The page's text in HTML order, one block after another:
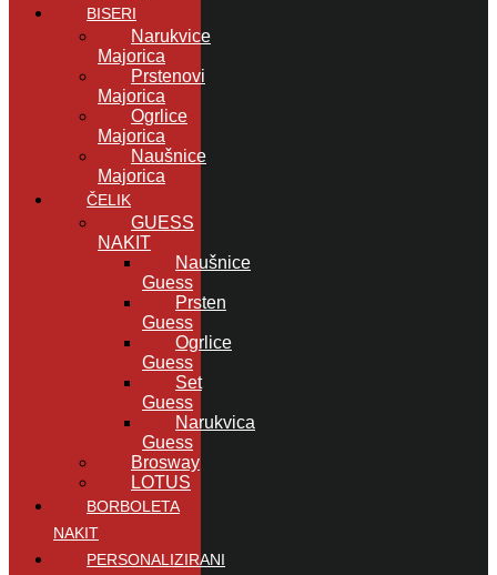
BISERI
Narukvice
Majorica
Prstenovi
Majorica
Ogrlice
Majorica
Naušnice
Majorica
ČELIK
GUESS
NAKIT
Naušnice
Guess
Prsten
Guess
Ogrlice
Guess
Set
Guess
Narukvica
Guess
Brosway
LOTUS
BORBOLETA
NAKIT
PERSONALIZIRANI